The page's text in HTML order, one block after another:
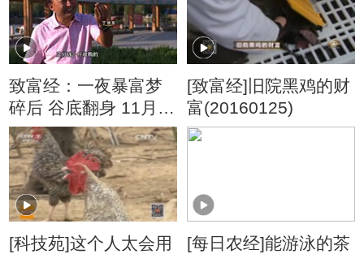
致富经：一夜暴富梦
碎后 谷底翻身 11月3
日
[致富经]旧院黑鸡的财
富(20160125)
[科技苑]这个人太会用
[每日农经]能游泳的茶